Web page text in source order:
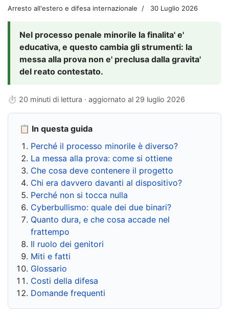
Arresto all'estero e difesa internazionale 30 Luglio 2026
Nel processo penale minorile la finalita' e'
educativa, e questo cambia gli strumenti: la
messa alla prova non e' preclusa dalla gravita'
del reato contestato.
⏱ 20 minuti di lettura · aggiornato al 29 luglio 2026
📋 In questa guida
Perché il processo minorile è diverso?
La messa alla prova: come si ottiene
Che cosa deve contenere il progetto
Chi era davvero davanti al dispositivo?
Perché non si tocca nulla
Cyberbullismo: quale dei due binari?
Quanto dura, e che cosa accade nel
frattempo
Il ruolo dei genitori
Miti e fatti
Glossario
Costi della difesa
Domande frequenti